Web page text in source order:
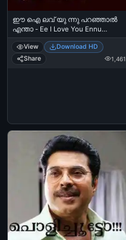
ഈ ഐ ലവ് യു ന്നു പറഞ്ഞാല്‍
എന്താ - Ee I Love You Ennu
Paranjaal Entha
View
Download HD
Share
1,461